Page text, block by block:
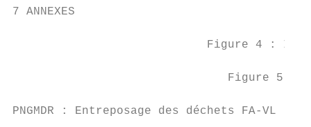
7 ANNEXES
Figure 4 :
Figure 5 :
PNGMDR : Entreposage des déchets FA-